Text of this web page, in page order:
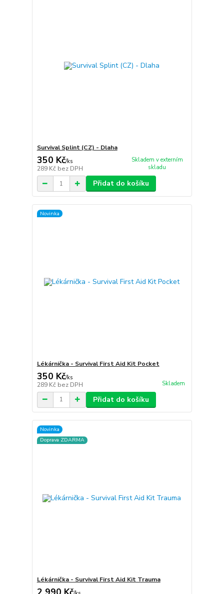
Survival Splint (CZ) - Dlaha
350 Kč/ks
289 Kč bez DPH
Skladem v externím
skladu
Přidat do košíku
Novinka
Lékárnička - Survival First Aid Kit Pocket
350 Kč/ks
289 Kč bez DPH Skladem
Přidat do košíku
Novinka
Doprava ZDARMA
Lékárnička - Survival First Aid Kit Trauma